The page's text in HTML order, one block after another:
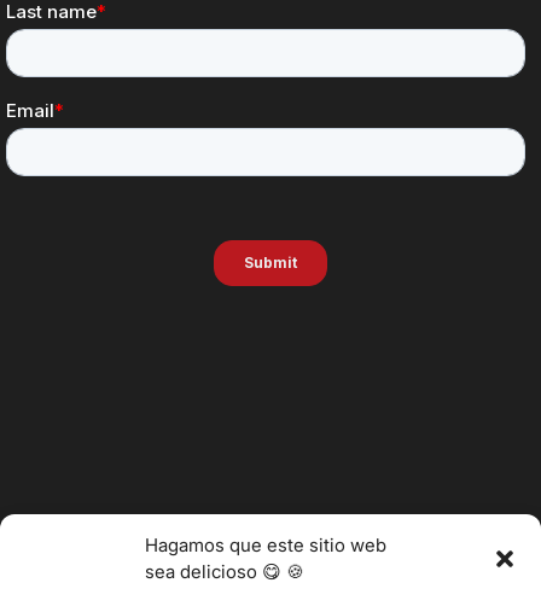
Hagamos que este sitio web
sea delicioso 😋 🍪